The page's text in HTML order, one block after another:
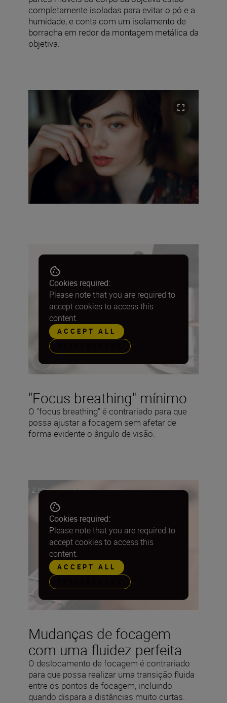
completamente isoladas para evitar o pó e a
humidade, e conta com um isolamento de
borracha em redor da montagem metálica da
objetiva.
"Focus breathing" mínimo
O "focus breathing" é contrariado para que
possa ajustar a focagem sem afetar de
forma evidente o ângulo de visão.
Cookies required:
Please note that you are required to
accept cookies to access this
content.
ACCEPT ALL
Mudanças de focagem
com uma fluidez perfeita
O deslocamento de focagem é contrariado
para que possa realizar uma transição fluida
entre os pontos de focagem, incluindo
quando dispara a distâncias muito curtas.
Cookies required:
Please note that you are required to
accept cookies to access this
content.
ACCEPT ALL